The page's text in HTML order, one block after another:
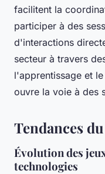
facilitent la
participer à des
d'interactions
secteur à travers
l'apprentissage et
ouvre la voie à des
Tendances
Évolution des
technologies